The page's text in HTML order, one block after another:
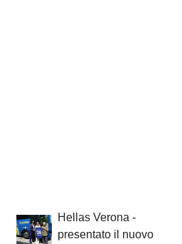
Hellas Verona -
presentato il nuovo